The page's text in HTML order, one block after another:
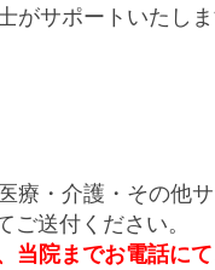
がサポートいたし
療・介護・その他
ご送付ください。
当院までお電話に